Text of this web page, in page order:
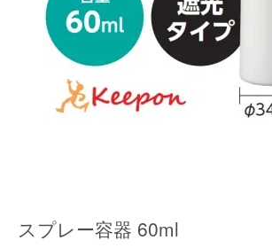
スプレー容器 60ml